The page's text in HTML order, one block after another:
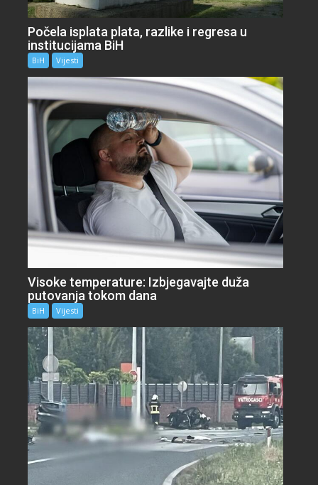
Počela isplata plata, razlike i regresa u
institucijama BiH
BiH Vijesti
Visoke temperature: Izbjegavajte duža
putovanja tokom dana
BiH Vijesti